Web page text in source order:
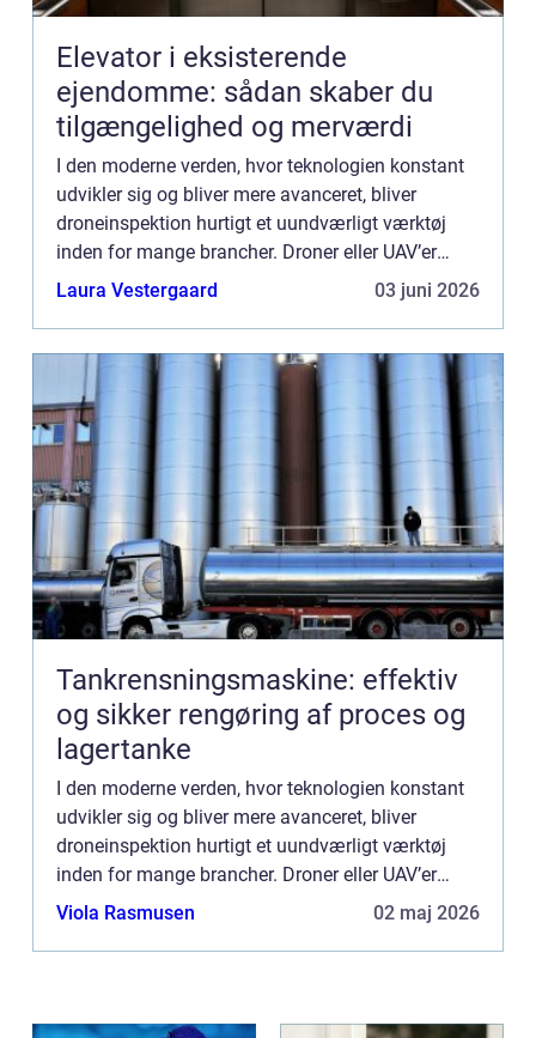
Elevator i eksisterende
ejendomme: sådan skaber du
tilgængelighed og merværdi
I den moderne verden, hvor teknologien konstant
udvikler sig og bliver mere avanceret, bliver
droneinspektion hurtigt et uundværligt værktøj
inden for mange brancher. Droner eller UAV’er
(Unmanned Aerial Vehicles) tilbyder en unik
Laura Vestergaard 03 juni 2026
Tankrensningsmaskine: effektiv
og sikker rengøring af proces og
lagertanke
I den moderne verden, hvor teknologien konstant
udvikler sig og bliver mere avanceret, bliver
droneinspektion hurtigt et uundværligt værktøj
inden for mange brancher. Droner eller UAV’er
(Unmanned Aerial Vehicles) tilbyder en unik
Viola Rasmusen 02 maj 2026